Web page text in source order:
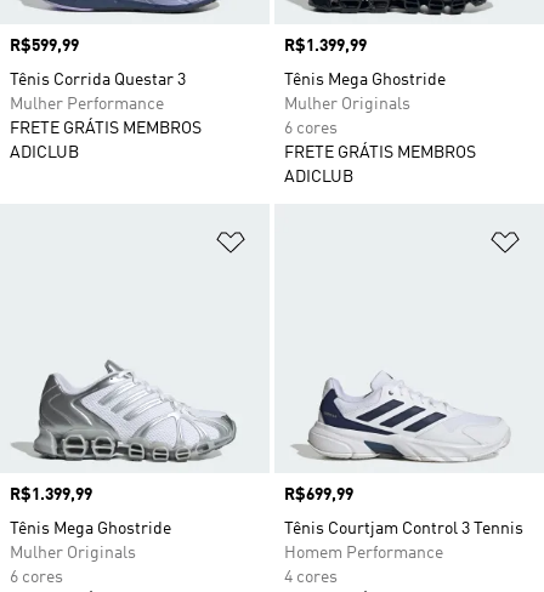
Preço
R$599,99
Tênis Corrida Questar 3
Mulher Performance
FRETE GRÁTIS MEMBROS
ADICLUB
Preço
R$1.399,99
Tênis Mega Ghostride
Mulher Originals
6 cores
FRETE GRÁTIS MEMBROS
ADICLUB
Preço
R$1.399,99
Tênis Mega Ghostride
Mulher Originals
6 cores
Preço
R$699,99
Tênis Courtjam Control 3 Tennis
Homem Performance
4 cores